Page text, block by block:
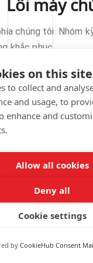
on this site
to collect and
and usage, to
enhance and
Allow all cookies
Deny all
Cookie settings
by CookieHub Consent
Lỗi máy
chúng tôi. Nhóm
khắc phục.
THỬ LẠI
VỀ TRANG CHỦ
notified.